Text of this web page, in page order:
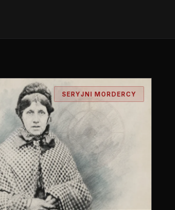
SERYJNI MORDERCY